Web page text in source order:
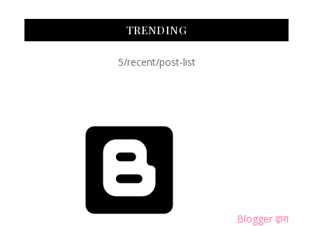
TRENDING
5/recent/post-list
Blogger द्वारा